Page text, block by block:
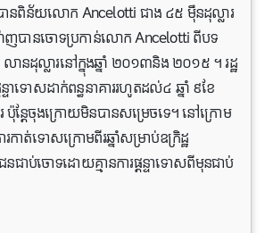
ានពិន័យលោក Ancelotti ជាង ៤៥ ម៉ឺនដុល្លារ
ប៉ាញបានចោទប្រកាន់លោក Ancelotti ពីបទ
ានដុល្លារនៅក្នុងឆ្នាំ ២០១៣និង ២០១៥ ។ រដ្ឋ
តន្ទាទោសដាក់ពន្ធនាគាររហូតដល់៤ ឆ្នាំ ៩ខែ
រ ប៉ុន្តែចុងក្រោយមិនបានសម្រេចទេ។ នៅក្រោម
កាត់ទោសក្រោមពីរឆ្នាំសម្រាប់ឧក្រិដ្ឋ
នជាប់ចោទដោយគ្មានការផ្តន្ទាទោសពីមុនជាប់